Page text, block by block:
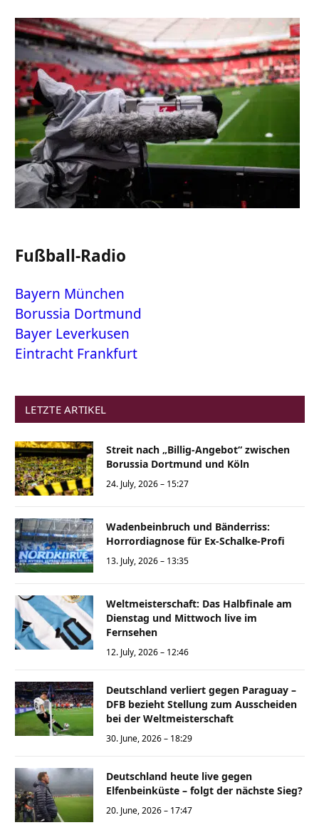
Fußball-Radio
Bayern München
Borussia Dortmund
Bayer Leverkusen
Eintracht Frankfurt
LETZTE ARTIKEL
Streit nach „Billig-Angebot“ zwischen
Borussia Dortmund und Köln
24. July, 2026 – 15:27
Wadenbeinbruch und Bänderriss:
Horrordiagnose für Ex-Schalke-Profi
13. July, 2026 – 13:35
Weltmeisterschaft: Das Halbfinale am
Dienstag und Mittwoch live im
Fernsehen
12. July, 2026 – 12:46
Deutschland verliert gegen Paraguay –
DFB bezieht Stellung zum Ausscheiden
bei der Weltmeisterschaft
30. June, 2026 – 18:29
Deutschland heute live gegen
Elfenbeinküste – folgt der nächste Sieg?
20. June, 2026 – 17:47